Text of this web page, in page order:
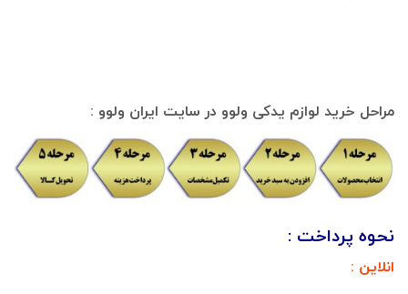
مراحل خرید لوازم یدکی ولوو در سایت ایران ولوو :
نحوه پرداخت :
انلاین :